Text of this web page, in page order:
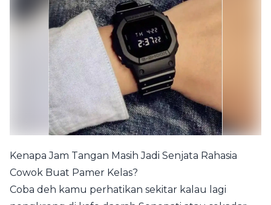
Kenapa Jam Tangan Masih Jadi Senjata Rahasia
Cowok Buat Pamer Kelas?
Coba deh kamu perhatikan sekitar kalau lagi